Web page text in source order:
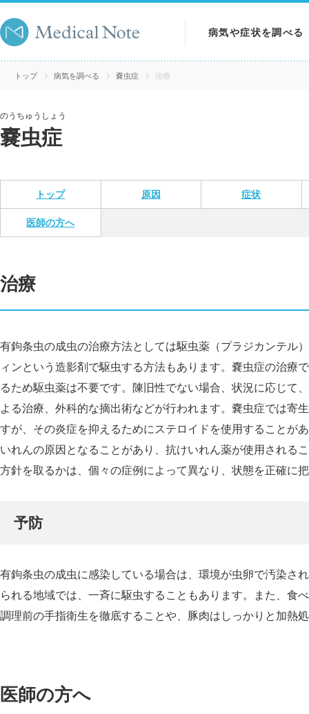
病気や症状を調べる
病気を調べる
トップ 病気を調べる 嚢虫症 治療
のうちゅうしょう
嚢虫症
トップ 原因 症状
医師の方へ
治療
有鉤条虫の成虫の治療方法としては駆虫薬（プラジカンテル
ィンという造影剤で駆虫する方法もあります。嚢虫症の治療
るため駆虫薬は不要です。陳旧性でない場合、状況に応じて
よる治療、外科的な摘出術などが行われます。嚢虫症では寄
すが、その炎症を抑えるためにステロイドを使用することが
いれんの原因となることがあり、抗けいれん薬が使用される
方針を取るかは、個々の症例によって異なり、状態を正確に
予防
有鉤条虫の成虫に感染している場合は、環境が虫卵で汚染さ
られる地域では、一斉に駆虫することもあります。また、食
調理前の手指衛生を徹底することや、豚肉はしっかりと加熱
医師の方へ